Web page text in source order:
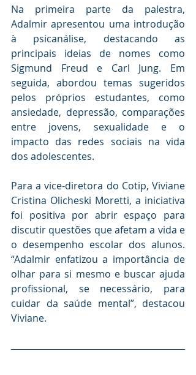
Na primeira parte da palestra,
Adalmir apresentou uma introdução
à psicanálise, destacando as
principais ideias de nomes como
Sigmund Freud e Carl Jung. Em
seguida, abordou temas sugeridos
pelos próprios estudantes, como
ansiedade, depressão, comparações
entre jovens, sexualidade e o
impacto das redes sociais na vida
dos adolescentes.
Para a vice-diretora do Cotip, Viviane
Cristina Olicheski Moretti, a iniciativa
foi positiva por abrir espaço para
discutir questões que afetam a vida e
o desempenho escolar dos alunos.
“Adalmir enfatizou a importância de
olhar para si mesmo e buscar ajuda
profissional, se necessário, para
cuidar da saúde mental”, destacou
Viviane.